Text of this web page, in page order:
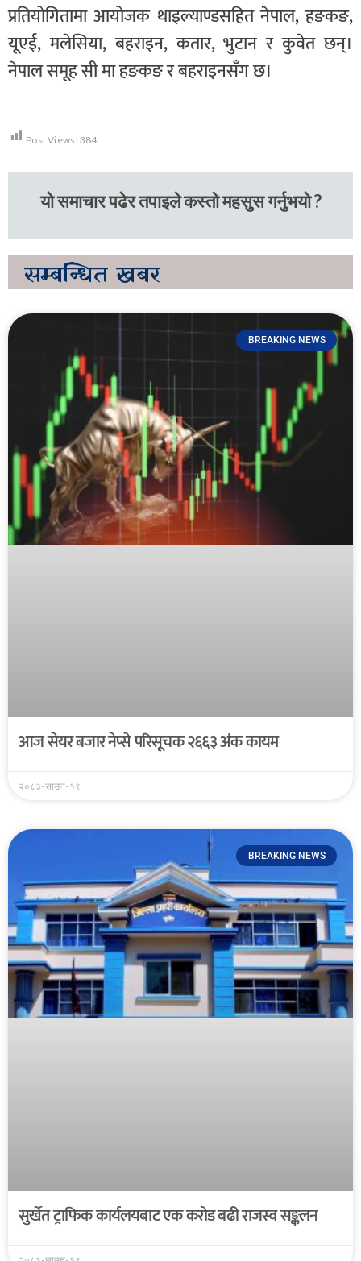
प्रतियोगितामा आयोजक थाइल्याण्डसहित नेपाल, हङकङ,
यूएई, मलेसिया, बहराइन, कतार, भुटान र कुवेत छन्।
नेपाल समूह सी मा हङकङ र बहराइनसँग छ।
Post Views: 384
यो समाचार पढेर तपाइले कस्तो महसुस गर्नुभयो ?
सम्बन्धित खबर
BREAKING NEWS
आज सेयर बजार नेप्से परिसूचक २६६३ अंक कायम
२०८३-साउन-१९
BREAKING NEWS
सुर्खेत ट्राफिक कार्यलयबाट एक करोड बढी राजस्व सङ्कलन